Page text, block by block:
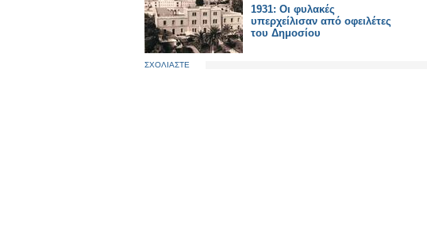
1931: Οι φυλακές
υπερχείλισαν από οφειλέτες
του Δημοσίου
ΣΧΟΛΙΑΣΤΕ